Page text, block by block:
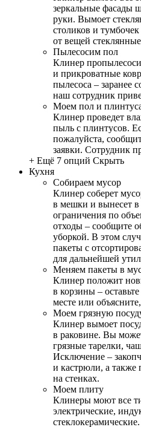
зеркальные фасады
руки. Вымоет
столиков и
от вещей
Пылесосим пол
Клинер
и прикроватные
пылесоса – заранее
наш сотрудник
Моем пол и
Клинер проведет
пыль с плинтусов.
пожалуйста,
заявки. Сотрудник
+ Ещё 7 опций Скрыть
Кухня
Собираем мусор
Клинер соберет
в мешки и вынесет в
ограничения по
отходы – сообщите
уборкой. В этом
пакеты с
для дальнейшей
Меняем пакеты в
Клинер положит
в корзины –
месте или
Моем грязную
Клинер вымоет
в раковине. Вы
грязные тарелки,
Исключение –
и кастрюли, а также
на стенках.
Моем плиту
Клинеры моют все
электрические,